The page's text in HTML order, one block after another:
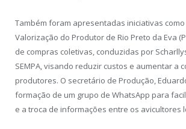
Também foram apresentadas iniciativas
Valorização do Produtor de Rio Preto da Eva
de compras coletivas, conduzidas por
SEMPA, visando reduzir custos e aumentar a
produtores. O secretário de Produção,
formação de um grupo de WhatsApp para
e a troca de informações entre os avicultores